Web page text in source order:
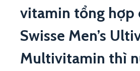
vitamin tổng hợp
Swisse Men’s
Multivitamin thì